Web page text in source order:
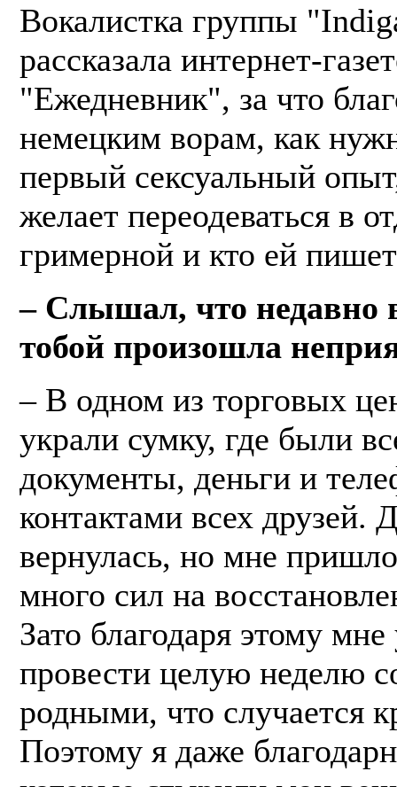
Вокалистка группы
рассказала интернет-
"Ежедневник", за что
немецким ворам, как
первый сексуальный
желает переодеваться в
гримерной и кто ей
– Слышал, что недавно
тобой произошла
– В одном из торговых
украли сумку, где были
документы, деньги и
контактами всех друзей.
вернулась, но мне
много сил на
Зато благодаря этому мне
провести целую неделю
родными, что случается
Поэтому я даже